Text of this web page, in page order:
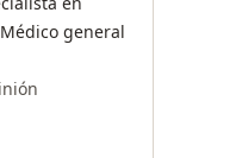
general